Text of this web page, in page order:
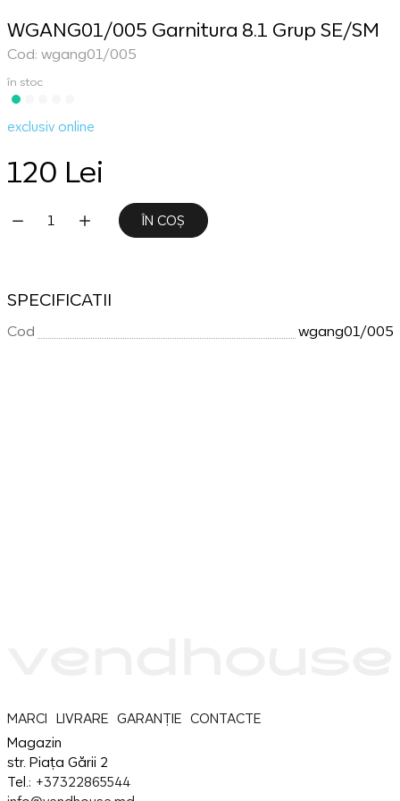
WGANG01/005 Garnitura 8.1 Grup SE/SM
Cod: wgang01/005
în stoc
exclusiv online
120 Lei
ÎN COȘ
SPECIFICATII
Cod wgang01/005
MARCI LIVRARE GARANȚIE
CONTACTE
Magazin
str. Piața Gării 2
Tel.: +37322865544